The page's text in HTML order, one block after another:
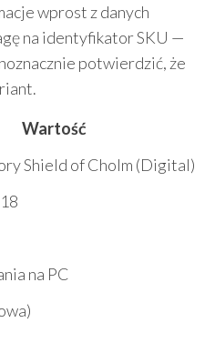
wprost z danych
na identyfikator SKU —
potwierdzić, że
Wartość
Shield of Cholm (Digital)
na PC